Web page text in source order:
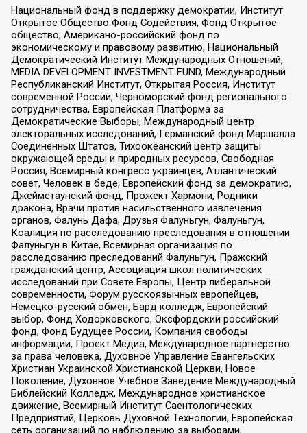
Национальный фонд в поддержку демократии, Институт
Открытое Общество Фонд Содействия, Фонд Открытое
общество, Американо-российский фонд по
экономическому и правовому развитию, Национальный
Демократический Институт Международных Отношений,
MEDIA DEVELOPMENT INVESTMENT FUND, Международный
Республиканский Институт, Открытая Россия, Институт
современной России, Черноморский фонд регионального
сотрудничества, Европейская Платформа за
Демократические Выборы, Международный центр
электоральных исследований, Германский фонд Маршалла
Соединенных Штатов, Тихоокеанский центр защиты
окружающей среды и природных ресурсов, Свободная
Россия, Всемирный конгресс украинцев, Атлантический
совет, Человек в беде, Европейский фонд за демократию,
Джеймстаунский фонд, Прожект Хармони, Родники
дракона, Врачи против насильственного извлечения
органов, Фалунь Дафа, Друзья Фалуньгун, Фалуньгун,
Коалиция по расследованию преследования в отношении
Фалуньгун в Китае, Всемирная организация по
расследованию преследований Фалуньгун, Пражский
гражданский центр, Ассоциация школ политических
исследований при Совете Европы, Центр либеральной
современности, Форум русскоязычных европейцев,
Немецко-русский обмен, Бард колледж, Европейский
выбор, Фонд Ходорковского, Оксфордский российский
фонд, Фонд Будущее России, Компания свободы
информации, Проект Медиа, Международное партнерство
за права человека, Духовное Управление Евангельских
Христиан Украинской Христианской Церкви, Новое
Поколение, Духовное Учебное Заведение Международный
Библейский Колледж, Международное христианское
движение, Всемирный Институт Саентологических
Предприятий, Церковь Духовной Технологии, Европейская
сеть организаций по наблюдению за выборами,